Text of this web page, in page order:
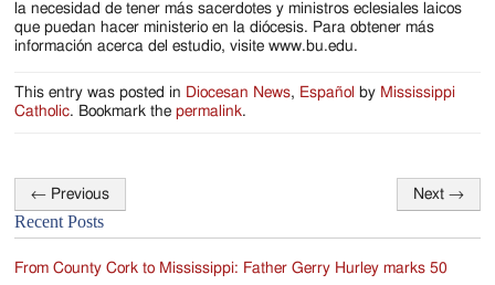
la necesidad de tener más sacerdotes y ministros eclesiales laicos
que puedan hacer ministerio en la diócesis. Para obtener más
información acerca del estudio, visite www.bu.edu.
This entry was posted in Diocesan News, Español by Mississippi
Catholic. Bookmark thepermalink.
Post
navigation
← Previous Next →
Recent Posts
From County Cork to Mississippi: Father Gerry Hurley marks 50